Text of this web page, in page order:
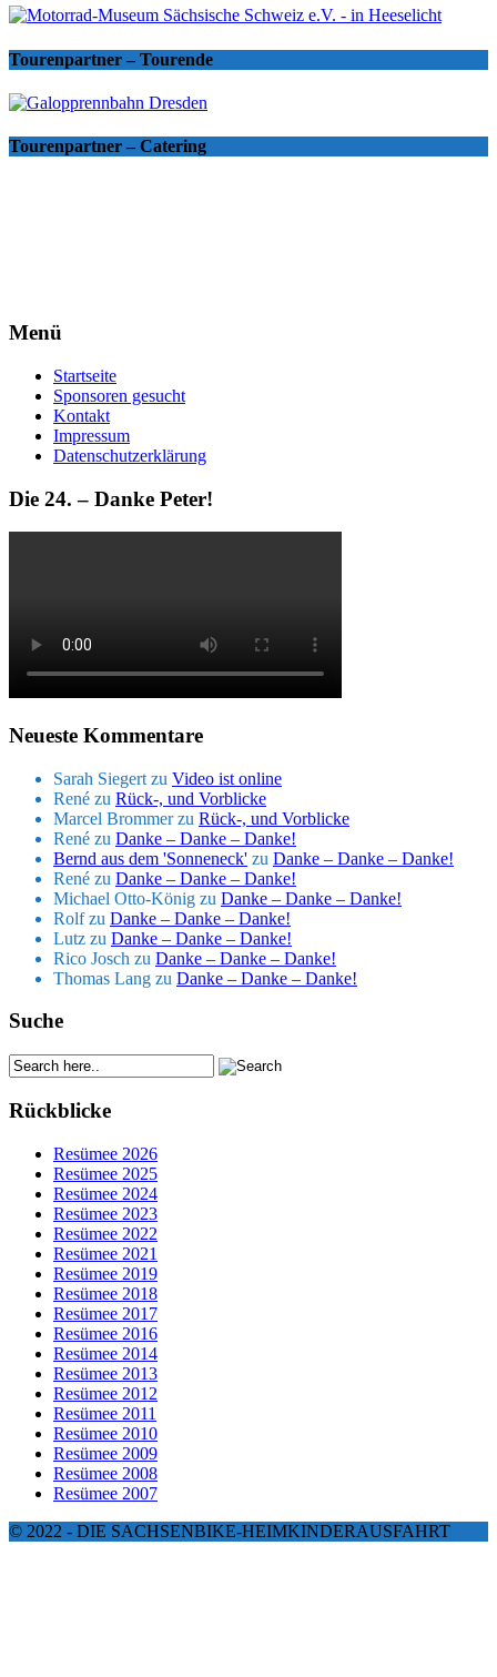
Tourenpartner – Tourende
Tourenpartner – Catering
Menü
Startseite
Sponsoren gesucht
Kontakt
Impressum
Datenschutzerklärung
Die 24. – Danke Peter!
Neueste Kommentare
Sarah Siegert zu Video ist online
René zu Rück-, und Vorblicke
Marcel Brommerzu Rück-, und Vorblicke
René zu Danke – Danke – Danke!
Bernd aus dem 'Sonneneck' zu Danke – Danke – Danke!
René zu Danke – Danke – Danke!
Michael Otto-König zu Danke – Danke – Danke!
Rolfzu Danke – Danke – Danke!
Lutz zu Danke – Danke – Danke!
Rico Josch zu Danke – Danke – Danke!
Thomas Lang zu Danke – Danke – Danke!
Suche
Rückblicke
Resümee 2026
Resümee 2025
Resümee 2024
Resümee 2023
Resümee 2022
Resümee 2021
Resümee 2019
Resümee 2018
Resümee 2017
Resümee 2016
Resümee 2014
Resümee 2013
Resümee 2012
Resümee 2011
Resümee 2010
Resümee 2009
Resümee 2008
Resümee 2007
© 2022 - DIE SACHSENBIKE-HEIMKINDERAUSFAHRT